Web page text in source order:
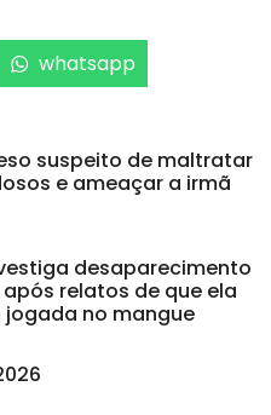
whatsapp
suspeito de maltratar
e ameaçar a irmã
desaparecimento
relatos de que ela
jogada no mangue